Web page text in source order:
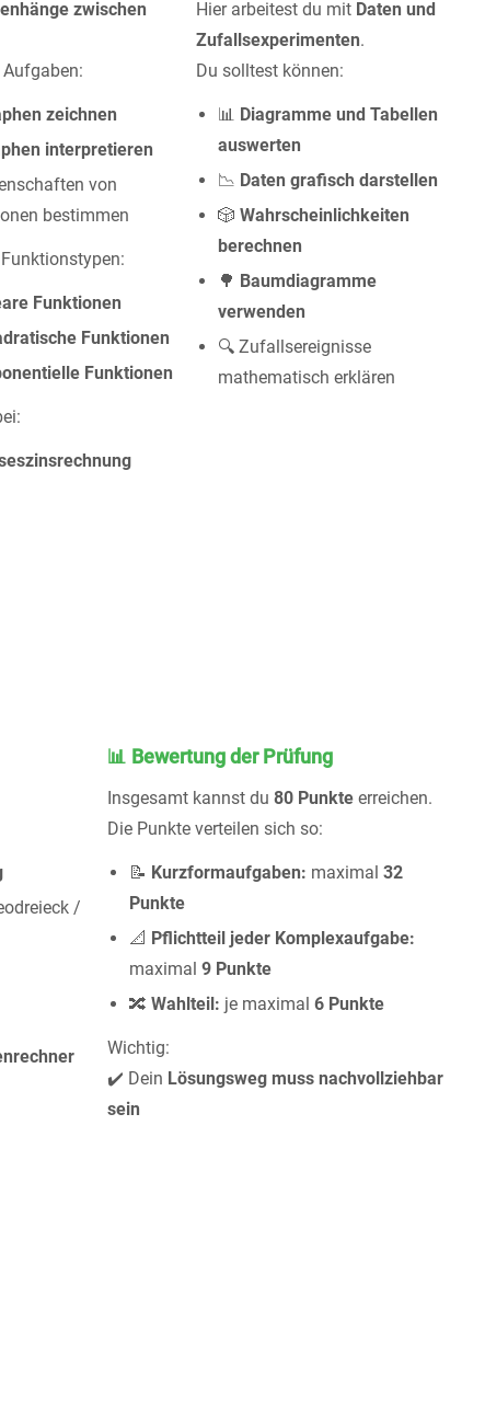
zwischen
zeichnen
interpretieren
von
bestimmen
Funktionen
Funktionen
Funktionen
Hier arbeitest du mit Daten und
Zufallsexperimenten.
Du solltest können:
📊 Diagramme und Tabellen
auswerten
📉 Daten grafisch darstellen
🎲Wahrscheinlichkeiten
berechnen
🌳 Baumdiagramme
verwenden
🔍 Zufallsereignisse
mathematisch erklären
/
📊 Bewertung der Prüfung
Insgesamt kannst du 80 Punkte erreichen.
Die Punkte verteilen sich so:
📝 Kurzformaufgaben: maximal 32
Punkte
📐 Pflichtteil jeder Komplexaufgabe:
maximal 9 Punkte
🔀 Wahlteil: je maximal 6 Punkte
Wichtig:
✔️ Dein Lösungsweg muss nachvollziehbar
sein